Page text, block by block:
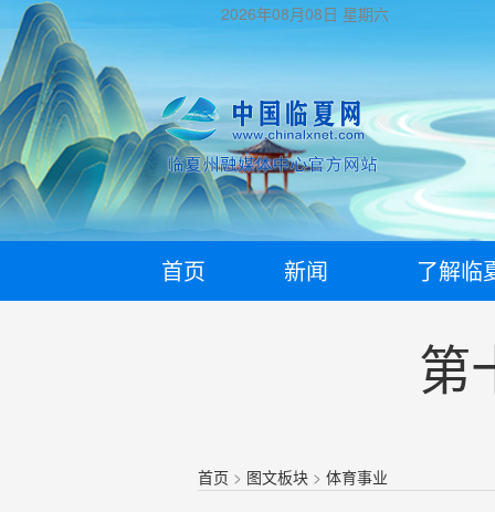
2026年08月08日 星期六
首页 新闻 了解临
第
首页 > 图文板块 >体育事业